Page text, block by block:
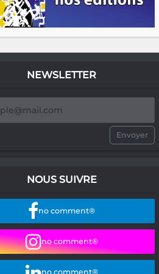
NEWSLETTER
NOUS SUIVRE
no comment®
no comment®